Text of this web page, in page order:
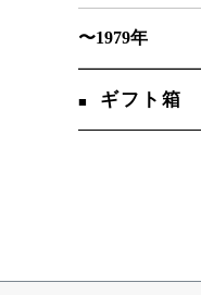
〜1979年
ギフト箱